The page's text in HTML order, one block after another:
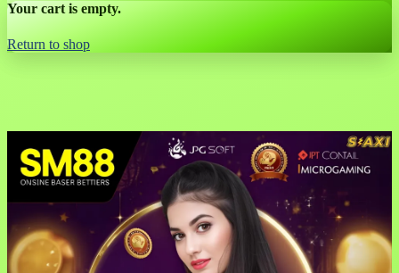
Your cart is empty.
Return to shop